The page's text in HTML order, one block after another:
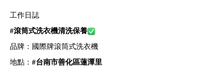
工作日誌
#滾筒式洗衣機清洗保養
品牌：國際牌滾筒式洗衣機
地點： #台南市善化區蓮潭里